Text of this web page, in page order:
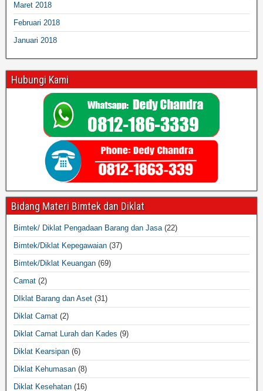
Maret 2018
Februari 2018
Januari 2018
Hubungi Kami
Bidang Materi Bimtek dan Diklat
Bimtek/ Diklat Pengadaan Barang dan Jasa(22)
Bimtek/Diklat Kepegawaian (37)
Bimtek/Diklat Keuangan (69)
Camat (2)
DIklat Barang dan Aset (31)
Diklat Camat (2)
Diklat Camat Lurah dan Kades (9)
Diklat Kearsipan (6)
Diklat Kehumasan (8)
Diklat Kesehatan (16)